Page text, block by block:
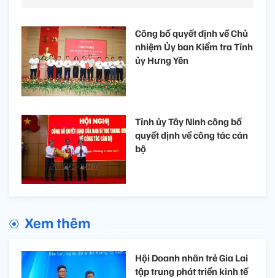
Công bố quyết định về Chủ
nhiệm Ủy ban Kiểm tra Tỉnh
ủy Hưng Yên
Tỉnh ủy Tây Ninh công bố
quyết định về công tác cán
bộ
Xem thêm
Hội Doanh nhân trẻ Gia Lai
tập trung phát triển kinh tế